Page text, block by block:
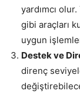
yardımcı
gibi araçları
uygun
Destek ve
direnç